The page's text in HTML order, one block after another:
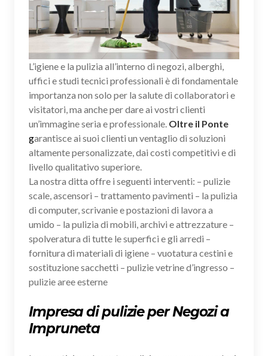
L’igiene e la pulizia all’interno di negozi, alberghi,
uffici e studi tecnici professionali è di fondamentale
importanza non solo per la salute di collaboratori e
visitatori, ma anche per dare ai vostri clienti
un’immagine seria e professionale. Oltre il Ponte
garantisce ai suoi clienti un ventaglio di soluzioni
altamente personalizzate, dai costi competitivi e di
livello qualitativo superiore.
La nostra ditta offre i seguenti interventi: – pulizie
scale, ascensori – trattamento pavimenti – la pulizia
di computer, scrivanie e postazioni di lavora a
umido – la pulizia di mobili, archivi e attrezzature –
spolveratura di tutte le superfici e gli arredi –
fornitura di materiali di igiene – vuotatura cestini e
sostituzione sacchetti – pulizie vetrine d’ingresso –
pulizie aree esterne
Impresa di pulizie per Negozi a
Impruneta